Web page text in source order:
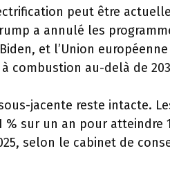
peut être
a annulé les
et l’Union
combustion au-delà de
jacente reste intacte.
% sur un an pour atteindre
selon le cabinet de